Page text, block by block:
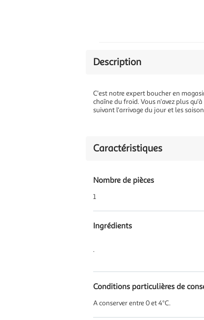
Description
C'est notre expert boucher en
chaîne du froid. Vous n'avez plus
suivant l'arrivage du jour et les
Caractéristiques
Nombre de pièces
1
Ingrédients
.
Conditions particulières de
A conserver entre 0 et 4°C.